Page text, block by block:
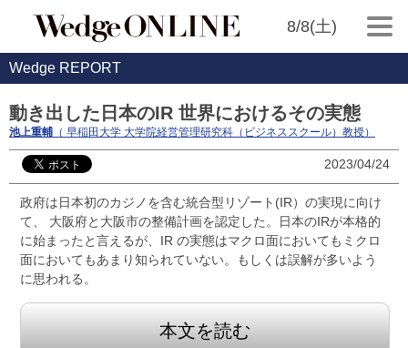
8/8(土)
Wedge REPORT
動き出した日本のIR 世界におけるその実態
池上重輔 （ 早稲田大学 大学院経営管理研究科（ビジネススクール）教授）
2023/04/24
政府は日本初のカジノを含む統合型リゾート(IR）の実現に向け
て、 大阪府と大阪市の整備計画を認定した。日本のIRが本格的
に始まったと言えるが、IR の実態はマクロ面においてもミクロ
面においてもあまり知られていない。もしくは誤解が多いよう
に思われる。
本文を読む